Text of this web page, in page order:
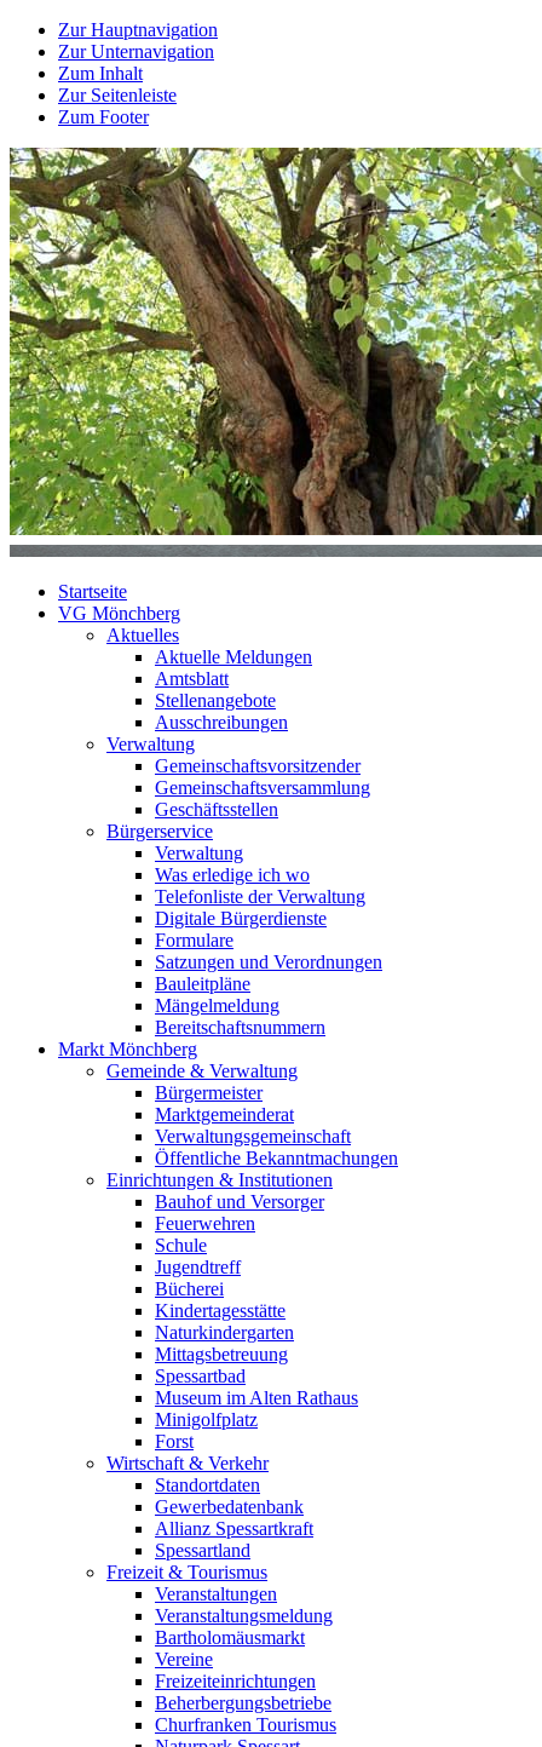
Zur Hauptnavigation
Zur Unternavigation
Zum Inhalt
Zur Seitenleiste
Zum Footer
Startseite
VG Mönchberg
Aktuelles
Aktuelle Meldungen
Amtsblatt
Stellenangebote
Ausschreibungen
Verwaltung
Gemeinschaftsvorsitzender
Gemeinschaftsversammlung
Geschäftsstellen
Bürgerservice
Verwaltung
Was erledige ich wo
Telefonliste der Verwaltung
Digitale Bürgerdienste
Formulare
Satzungen und Verordnungen
Bauleitpläne
Mängelmeldung
Bereitschaftsnummern
Markt Mönchberg
Gemeinde & Verwaltung
Bürgermeister
Marktgemeinderat
Verwaltungsgemeinschaft
Öffentliche Bekanntmachungen
Einrichtungen & Institutionen
Bauhof und Versorger
Feuerwehren
Schule
Jugendtreff
Bücherei
Kindertagesstätte
Naturkindergarten
Mittagsbetreuung
Spessartbad
Museum im Alten Rathaus
Minigolfplatz
Forst
Wirtschaft & Verkehr
Standortdaten
Gewerbedatenbank
Allianz Spessartkraft
Spessartland
Freizeit & Tourismus
Veranstaltungen
Veranstaltungsmeldung
Bartholomäusmarkt
Vereine
Freizeiteinrichtungen
Beherbergungsbetriebe
Churfranken Tourismus